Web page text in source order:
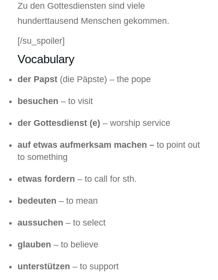
Zu den Gottesdiensten sind viele
hunderttausend Menschen gekommen.
[/su_spoiler]
Vocabulary
der Papst (die Päpste) – the pope
besuchen – to visit
der Gottesdienst (e) – worship service
auf etwas aufmerksam machen – to point out
to something
etwas fordern– to call for sth.
bedeuten– to mean
aussuchen– to select
glauben– to believe
unterstützen – to support